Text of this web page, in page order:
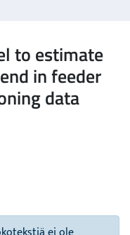
to estimate
in feeder
data